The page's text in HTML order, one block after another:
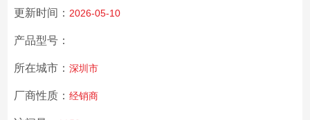
更新时间： 2026-05-10
产品型号：
所在城市： 深圳市
厂商性质： 经销商